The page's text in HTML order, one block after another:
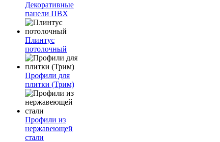
Декоративные
панели ПВХ
Плинтус
потолочный
Профили для
плитки (Трим)
Профили из
нержавеющей
стали